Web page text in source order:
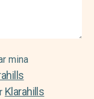
mina
Klarahills